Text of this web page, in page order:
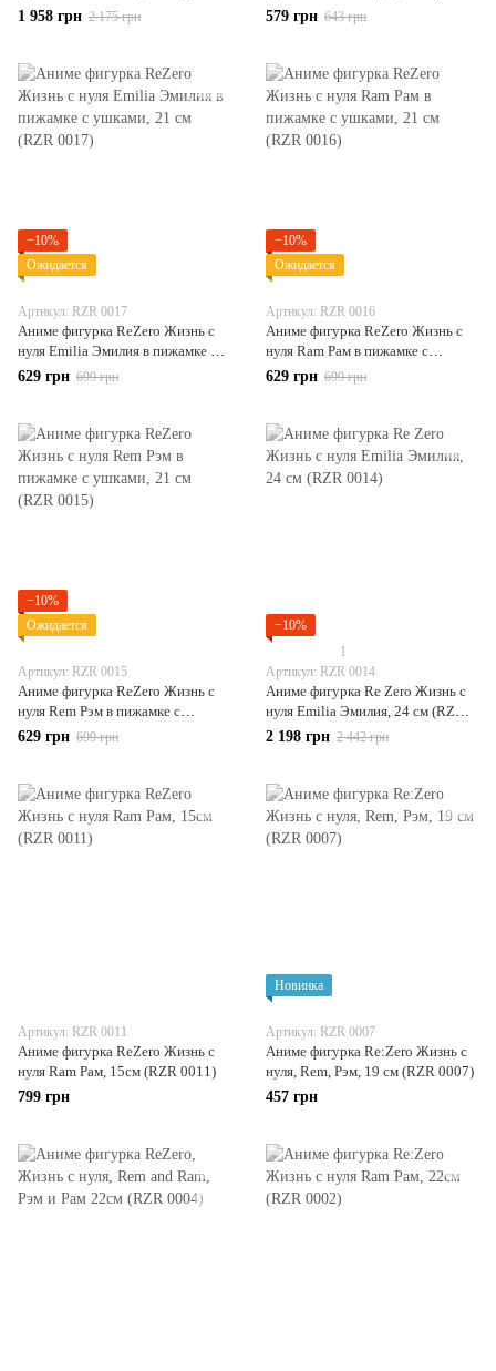
0006)
1 958 грн 2 175 грн
0005)
579 грн 643 грн
−10%
Ожидается
Артикул: RZR 0017
Аниме фигурка ReZero Жизнь с
нуля Emilia Эмилия в пижамке с
ушками, 21 см (RZR 0017)
629 грн 699 грн
−10%
Ожидается
Артикул: RZR 0016
Аниме фигурка ReZero Жизнь с
нуля Ram Рам в пижамке с
ушками, 21 см (RZR 0016)
629 грн 699 грн
−10%
Ожидается
Артикул: RZR 0015
Аниме фигурка ReZero Жизнь с
нуля Rem Рэм в пижамке с
ушками, 21 см (RZR 0015)
629 грн 699 грн
−10%
1
Артикул: RZR 0014
Аниме фигурка Re Zero Жизнь с
нуля Emilia Эмилия, 24 см (RZR
0014)
2 198 грн 2 442 грн
Артикул: RZR 0011
Аниме фигурка ReZero Жизнь с
нуля Ram Рам, 15см (RZR 0011)
799 грн
Новинка
Артикул: RZR 0007
Аниме фигурка Re:Zero Жизнь с
нуля, Rem, Рэм, 19 см (RZR 0007)
457 грн